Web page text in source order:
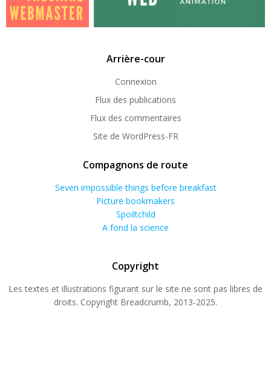
Arrière-cour
Connexion
Flux des publications
Flux des commentaires
Site de WordPress-FR
Compagnons de route
Seven impossible things before breakfast
Picture bookmakers
Spoiltchild
A fond la science
Copyright
Les textes et illustrations figurant sur le site ne sont pas libres de
droits. Copyright Breadcrumb, 2013-2025.